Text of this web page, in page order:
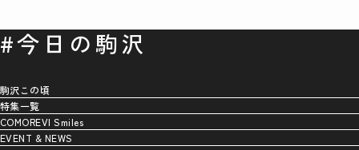
#今日の駒沢
駒沢この頃
特集一覧
COMOREVI Smiles
EVENT & NEWS